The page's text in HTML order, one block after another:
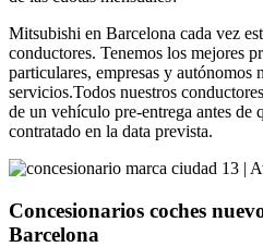
Mitsubishi en Barcelona cada vez
conductores. Tenemos los mejores
particulares, empresas y autónomos
servicios.Todos nuestros
de un vehículo pre-entrega antes de
contratado en la data prevista.
Concesionarios coches
Barcelona